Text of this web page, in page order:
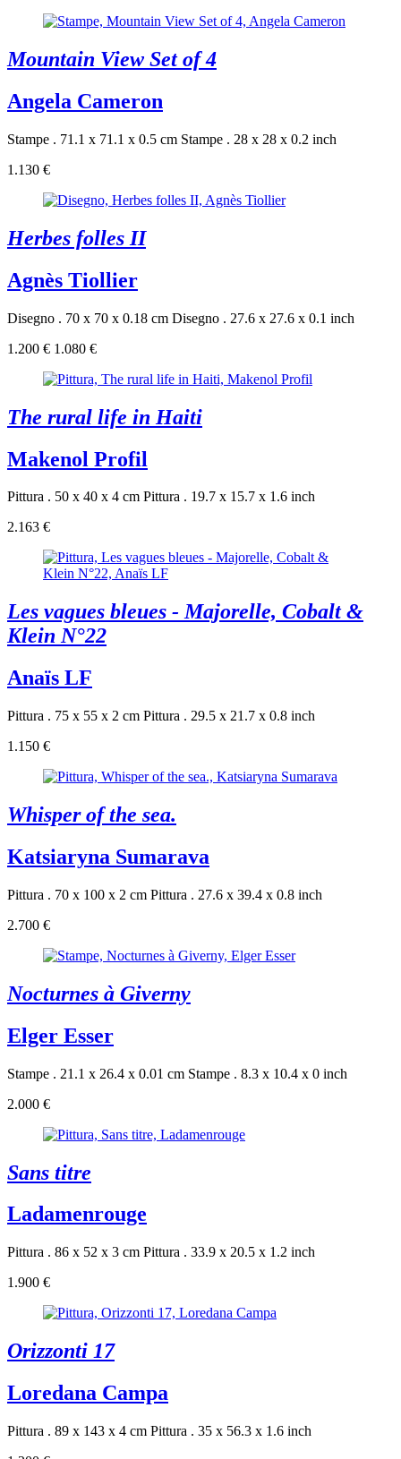
Mountain View Set of 4
Angela Cameron
Stampe . 71.1 x 71.1 x 0.5 cm Stampe . 28 x 28 x 0.2 inch
1.130 €
Herbes folles II
Agnès Tiollier
Disegno . 70 x 70 x 0.18 cm Disegno . 27.6 x 27.6 x 0.1 inch
1.200 € 1.080 €
The rural life in Haiti
Makenol Profil
Pittura . 50 x 40 x 4 cm Pittura . 19.7 x 15.7 x 1.6 inch
2.163 €
Les vagues bleues - Majorelle, Cobalt &
Klein N°22
Anaïs LF
Pittura . 75 x 55 x 2 cm Pittura . 29.5 x 21.7 x 0.8 inch
1.150 €
Whisper of the sea.
Katsiaryna Sumarava
Pittura . 70 x 100 x 2 cm Pittura . 27.6 x 39.4 x 0.8 inch
2.700 €
Nocturnes à Giverny
Elger Esser
Stampe . 21.1 x 26.4 x 0.01 cm Stampe . 8.3 x 10.4 x 0 inch
2.000 €
Sans titre
Ladamenrouge
Pittura . 86 x 52 x 3 cm Pittura . 33.9 x 20.5 x 1.2 inch
1.900 €
Orizzonti 17
Loredana Campa
Pittura . 89 x 143 x 4 cm Pittura . 35 x 56.3 x 1.6 inch